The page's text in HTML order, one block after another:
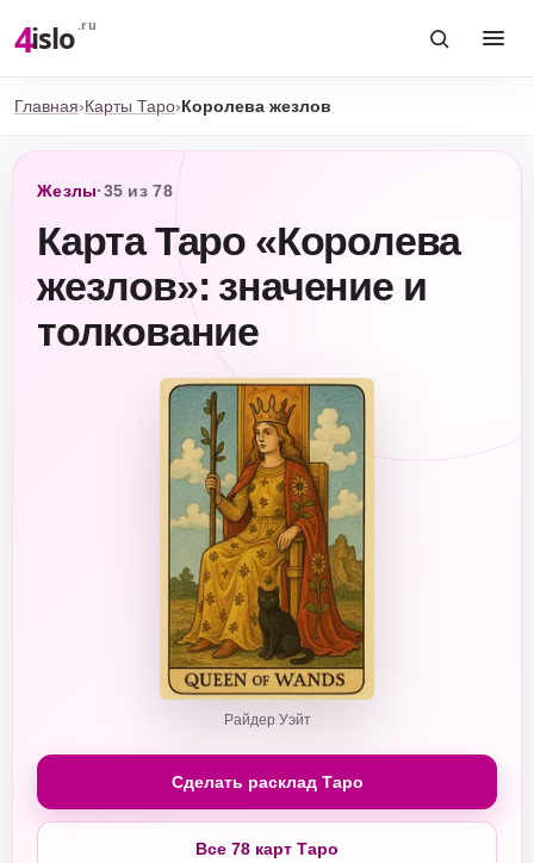
4islo .ru
Главная›Карты Таро›Королева жезлов
Жезлы· 35 из 78
Карта Таро «Королева
жезлов»: значение и
толкование
Райдер Уэйт
Сделать расклад Таро
Все 78 карт Таро